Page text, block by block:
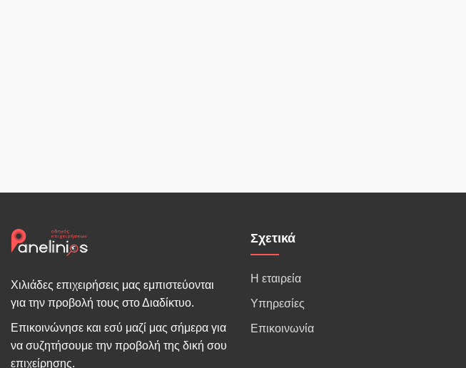
Χιλιάδες επιχειρήσεις μας εμπιστεύονται
για την προβολή τους στο Διαδίκτυο.
Επικοινώνησε και εσύ μαζί μας σήμερα για
να συζητήσουμε την προβολή της δική σου
επιχείρησης.
Σχετικά
Η εταιρεία
Υπηρεσίες
Επικοινωνία